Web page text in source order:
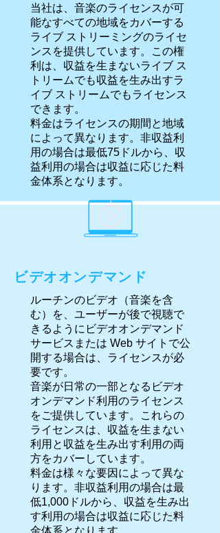
当社は、音楽のライセンスが可
能なすべての地域をカバーする
ライブ ストリーミングのライセ
ンスを提供しています。この権
利は、収益を生まないライブ ス
トリームでも収益を生み出すラ
イブ ストリームでもライセンス
できます。
料金はライセンスの期間と地域
によって異なります。非収益利
用の場合は最低75ドルから、収
益利用の場合は収益に応じた料
金体系となります。
ビデオオンデマンド
ルーチンのビデオ（音楽を含
む）を、ユーザーが後で視聴で
きるようにビデオオンデマンド
サービスまたは Web サイトで公
開する場合は、ライセンスが必
要です。
音楽が日常の一部となるビデオ
オンデマンド利用のライセンス
をご提供しています。これらの
ライセンスは、収益を生まない
利用と収益を生み出す利用の両
方をカバーしています。
料金は様々な要因によって異な
ります。非収益利用の場合は最
低1,000ドルから、収益を生み出
す利用の場合は収益に応じた料
金体系となります。